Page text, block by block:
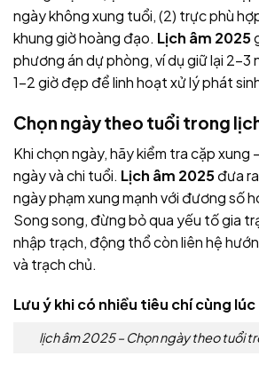
ngày không xung tuổi, (2) trực phù
khung giờ hoàng đạo. Lịch âm 2025
phương án dự phòng, ví dụ giữ lại 2–3
1–2 giờ đẹp để linh hoạt xử lý phát
Chọn ngày theo tuổi trong
Khi chọn ngày, hãy kiểm tra cặp xung
ngày và chi tuổi. Lịch âm 2025đưa
ngày phạm xung mạnh với đương số
Song song, đừng bỏ qua yếu tố gia
nhập trạch, động thổ còn liên hệ
và trạch chủ.
Lưu ý khi có nhiều tiêu chí cùng lúc
lịch âm 2025 – Chọn ngày theo tuổi